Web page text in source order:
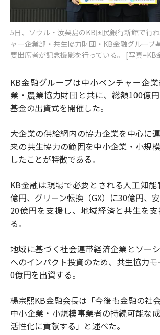
5日、ソウル・汝矣島のKB国民銀行新館で行
ャー企業部・共生協力財団・KB金融グループ
要出席者が記念撮影を行っている。 [写真=KB
KB金融グループは中小ベンチャー企
業・農業協力財団と共に、総額100億
基金の出資式を開催した。
大企業の供給網内の協力企業を中心に
来の共生協力の範囲を中小企業・小規
したことが特徴である。
KB金融は現場で必要とされる人工知能
億円、グリーン転換（GX）に30億円、
20億円を支援し、地域経済と共生を
る。
地域に基づく社会連帯経済企業とソー
へのインパクト投資のため、共生協力
0億円を出資する。
楊宗熙KB金融会長は「今後も金融の社
中小企業・小規模事業者の持続可能な
活性化に貢献する」と述べた。